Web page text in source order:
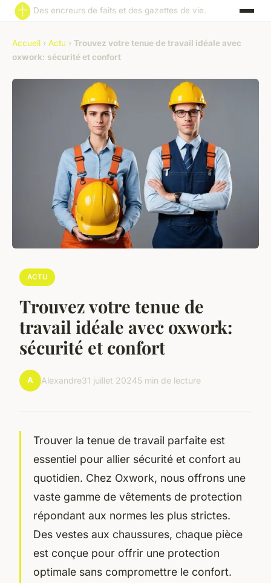
Des encreurs de faits et des gazettes de vie.
Accueil › Actu › Trouvez votre tenue de travail idéale avec
oxwork: sécurité et confort
ACTU
Trouvez votre tenue de
travail idéale avec oxwork:
sécurité et confort
A Alexandre31 juillet 20245 min de lecture
Trouver la tenue de travail parfaite est
essentiel pour allier sécurité et confort au
quotidien. Chez Oxwork, nous offrons une
vaste gamme de vêtements de protection
répondant aux normes les plus strictes.
Des vestes aux chaussures, chaque pièce
est conçue pour offrir une protection
optimale sans compromettre le confort.